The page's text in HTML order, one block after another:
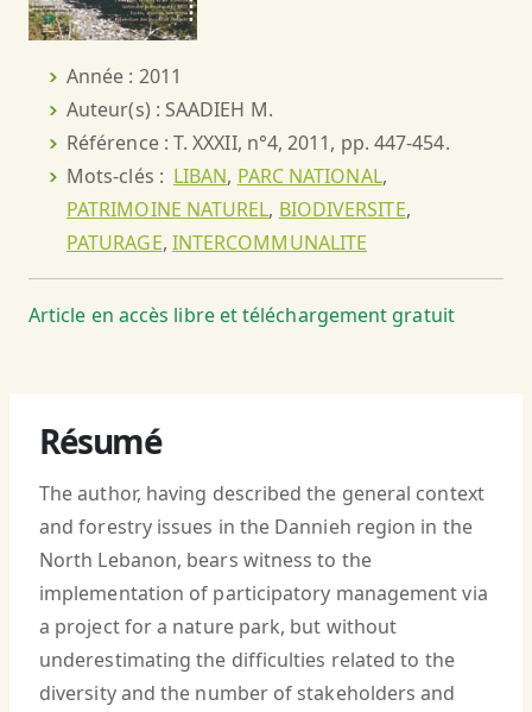
Année : 2011
Auteur(s) : SAADIEH M.
Référence : T. XXXII, n°4, 2011, pp. 447-454.
Mots-clés : LIBAN, PARC NATIONAL,
PATRIMOINE NATUREL, BIODIVERSITE,
PATURAGE, INTERCOMMUNALITE
Article en accès libre et téléchargement gratuit
Résumé
The author, having described the general context
and forestry issues in the Dannieh region in the
North Lebanon, bears witness to the
implementation of participatory management via
a project for a nature park, but without
underestimating the difficulties related to the
diversity and the number of stakeholders and